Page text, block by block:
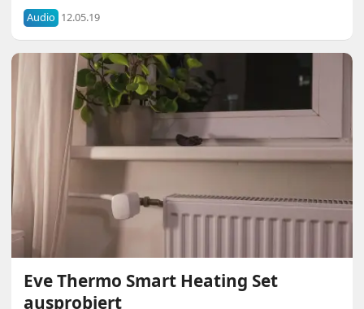
Audio 12.05.19
Eve Thermo Smart Heating Set
ausprobiert